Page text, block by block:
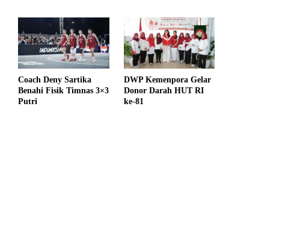
Coach Deny Sartika
Benahi Fisik Timnas 3×3
Putri
DWP Kemenpora Gelar
Donor Darah HUT RI
ke-81